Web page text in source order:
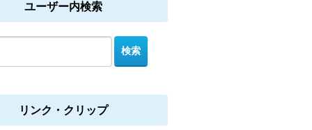
ユーザー内検索
リンク・クリップ